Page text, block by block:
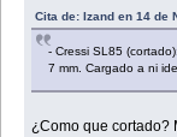
Cita de: Izand en 14 de
- Cressi SL85
7 mm. Cargado a ni
¿Como que